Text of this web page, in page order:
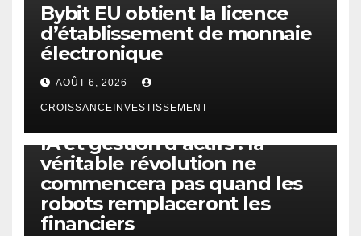
Bybit EU obtient la licence
d’établissement de monnaie
électronique
AOÛT 6, 2026
CROISSANCEINVESTISSEMENT
IA et gestion d’actifs : la
véritable révolution ne
commencera pas quand les
robots remplaceront les
financiers